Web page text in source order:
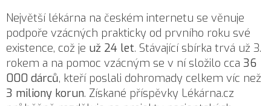
Největší lékárna na českém internetu se věnuje
podpoře vzácných prakticky od prvního roku své
existence, což je už 24 let. Stávající sbírka trvá už 3.
rokem a na pomoc vzácným se v ní složilo cca 36
000 dárců, kteří poslali dohromady celkem víc než
3 miliony korun. Získané příspěvky Lékárna.cz